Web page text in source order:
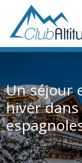
Un séjour
hiver